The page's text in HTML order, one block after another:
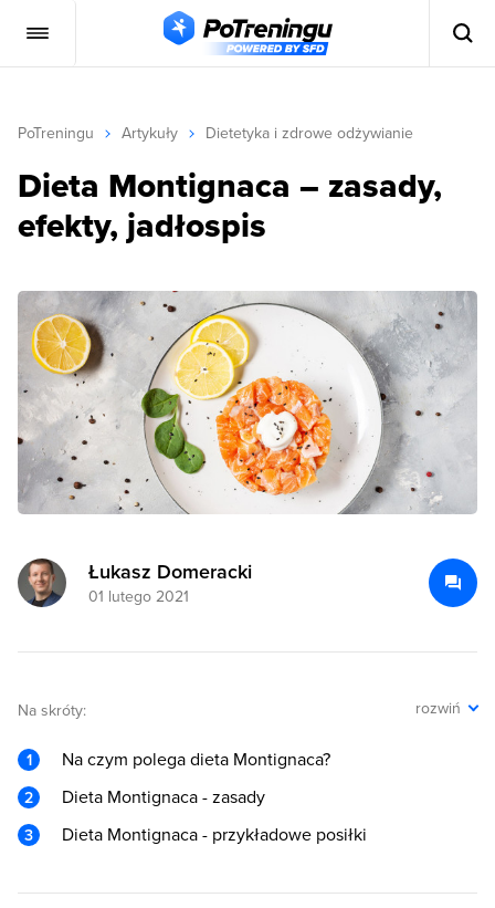
PoTreningu Artykuły Dietetyka i zdrowe odżywianie
Dieta Montignaca – zasady,
efekty, jadłospis
Łukasz Domeracki
01 lutego 2021
Na skróty: rozwiń
Na czym polega dieta Montignaca?
Dieta Montignaca - zasady
Dieta Montignaca - przykładowe posiłki